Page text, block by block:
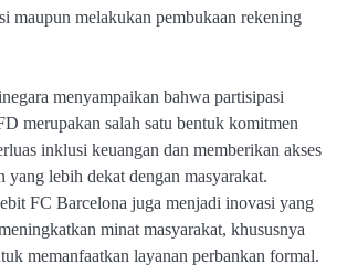
maupun melakukan pembukaan rekening
menyampaikan bahwa partisipasi
merupakan salah satu bentuk komitmen
inklusi keuangan dan memberikan akses
yang lebih dekat dengan masyarakat.
FC Barcelona juga menjadi inovasi yang
minat masyarakat, khususnya
memanfaatkan layanan perbankan formal.